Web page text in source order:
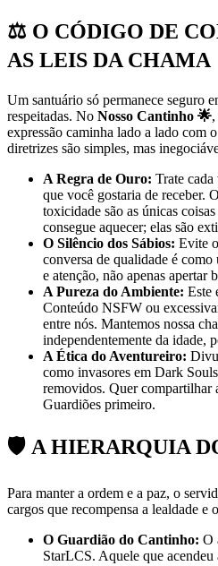
ㅤㅤㅤ⚖️ O CÓDIGO DE
AS LEIS DA CHAMA
Um santuário só permanece seguro
respeitadas. No Nosso Cantinho 🌟
expressão caminha lado a lado com
diretrizes são simples, mas
A Regra de Ouro: Trate cada
que você gostaria de receber.
toxicidade são as únicas
consegue aquecer; elas são
O Silêncio dos Sábios: Evite
conversa de qualidade é
e atenção, não apenas apertar
A Pureza do Ambiente: Este
Conteúdo NSFW ou
entre nós. Mantemos nossa
independentemente da idade,
A Ética do Aventureiro:
como invasores em Dark
removidos. Quer compartilhar
Guardiões primeiro.
ㅤㅤㅤ🛡️ A
Para manter a ordem e a paz, o
cargos que recompensa a lealdade e
O Guardião do Cantinho: O
StarLCS. Aquele que acendeu